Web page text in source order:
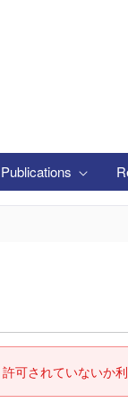
Publications
許可されていないか